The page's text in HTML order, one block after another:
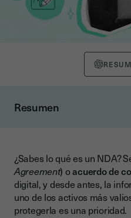
Resumen
Componentes clave de un
1. Identificación de las
2. Definición de
¿Sabes lo qué es un NDA?
Agreement) oacuerdo de
digital, y desde antes, la
uno de los activos más
protegerla es una prioridad.